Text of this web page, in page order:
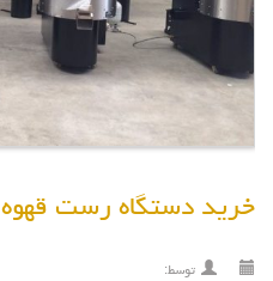
خرید دستگاه رست قهوه
توسط: